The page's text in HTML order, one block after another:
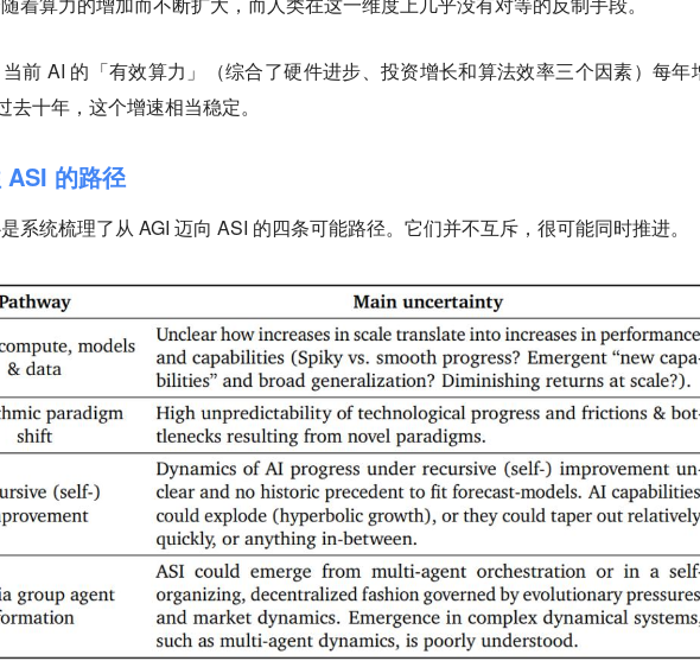
前 AI 的「有效算力」（综合了硬件进步、投资增长和算法效率三个因素）每年
去十年，这个增速相当稳定。
ASI 的路径
系统梳理了从 AGI 迈向 ASI 的四条可能路径。它们并不互斥，很可能同时推进。